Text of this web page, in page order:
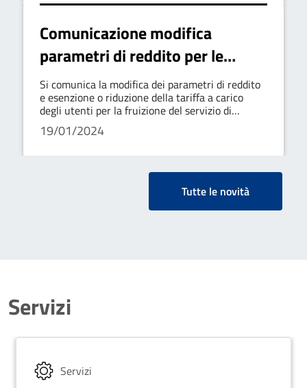
Comunicazione modifica
parametri di reddito per le
esenzioni relative alla mensa
scolastica a partire dal 1
Gennaio 2024
Si comunica la modifica dei parametri di reddito
e esenzione o riduzione della tariffa a carico
degli utenti per la fruizione del servizio di
refezione scolastica a partire dall'anno scolastico
2023/2024
19/01/2024
Tutte le novità
Servizi
Servizi